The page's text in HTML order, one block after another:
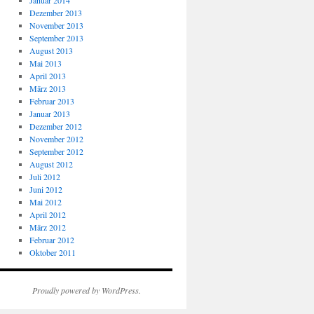
Dezember 2013
November 2013
September 2013
August 2013
Mai 2013
April 2013
März 2013
Februar 2013
Januar 2013
Dezember 2012
November 2012
September 2012
August 2012
Juli 2012
Juni 2012
Mai 2012
April 2012
März 2012
Februar 2012
Oktober 2011
Proudly powered by WordPress.